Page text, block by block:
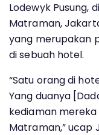
Lodewyk Pusung,
Matraman,
yang merupakan
di sebuah hotel.
“Satu orang di
Yang duanya
kediaman
Matraman,” ucap